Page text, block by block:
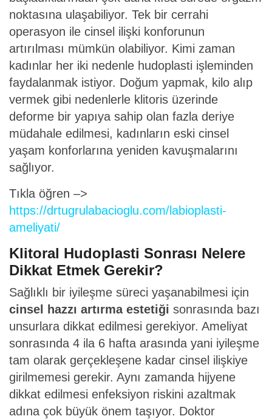
noktasına ulaşabiliyor. Tek bir cerrahi
operasyon ile cinsel ilişki konforunun
artırılması mümkün olabiliyor. Kimi zaman
kadınlar her iki nedenle hudoplasti işleminden
faydalanmak istiyor. Doğum yapmak, kilo alıp
vermek gibi nedenlerle klitoris üzerinde
deforme bir yapıya sahip olan fazla deriye
müdahale edilmesi, kadınların eski cinsel
yaşam konforlarına yeniden kavuşmalarını
sağlıyor.
Tıkla öğren –>
https://drtugrulabacioglu.com/labioplasti-
ameliyati/
Klitoral Hudoplasti Sonrası Nelere
Dikkat Etmek Gerekir?
Sağlıklı bir iyileşme süreci yaşanabilmesi için
cinsel hazzı artırma estetiği sonrasında bazı
unsurlara dikkat edilmesi gerekiyor. Ameliyat
sonrasında 4 ila 6 hafta arasında yani iyileşme
tam olarak gerçekleşene kadar cinsel ilişkiye
girilmemesi gerekir. Aynı zamanda hijyene
dikkat edilmesi enfeksiyon riskini azaltmak
adına çok büyük önem taşıyor. Doktor